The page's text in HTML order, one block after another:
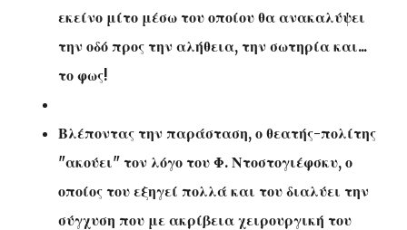
εκείνο μίτο μέσω του οποίου θα ανακαλύψει
την οδό προς την αλήθεια, την σωτηρία και...
το φως!
Βλέποντας την παράσταση, ο θεατής-πολίτης
"ακούει" τον λόγο του Φ. Ντοστογιέφσκυ, ο
οποίος του εξηγεί πολλά και του διαλύει την
σύγχυση που με ακρίβεια χειρουργική του